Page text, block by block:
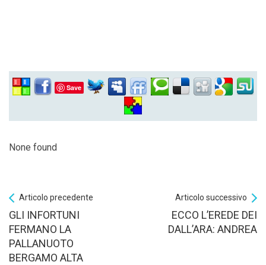
Save
None found
Articolo precedente
GLI INFORTUNI
FERMANO LA
PALLANUOTO
BERGAMO ALTA
Articolo successivo
ECCO L’EREDE DEI
DALL’ARA: ANDREA